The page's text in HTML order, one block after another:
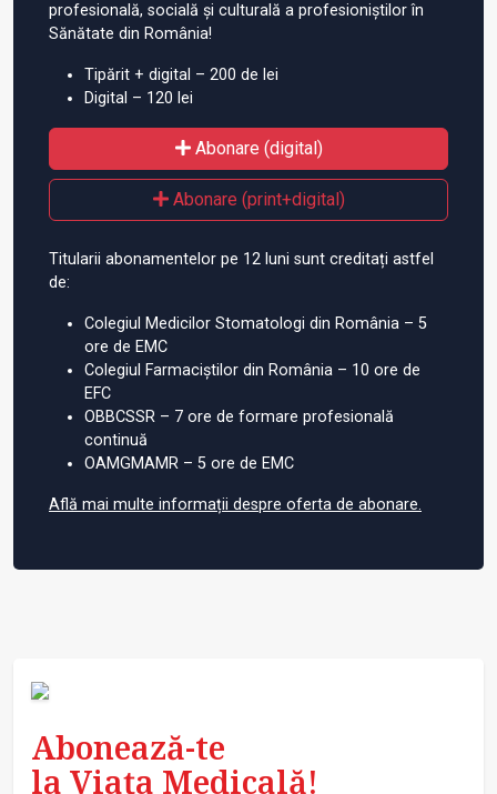
profesională, socială și culturală a profesioniștilor în
Sănătate din România!
Tipărit + digital – 200 de lei
Digital – 120 lei
Abonare (digital)
Abonare (print+digital)
Titularii abonamentelor pe 12 luni sunt creditați astfel
de:
Colegiul Medicilor Stomatologi din România – 5
ore de EMC
Colegiul Farmaciștilor din România – 10 ore de
EFC
OBBCSSR – 7 ore de formare profesională
continuă
OAMGMAMR – 5 ore de EMC
Află mai multe informații despre oferta de abonare.
Abonează-te
la Viața Medicală!